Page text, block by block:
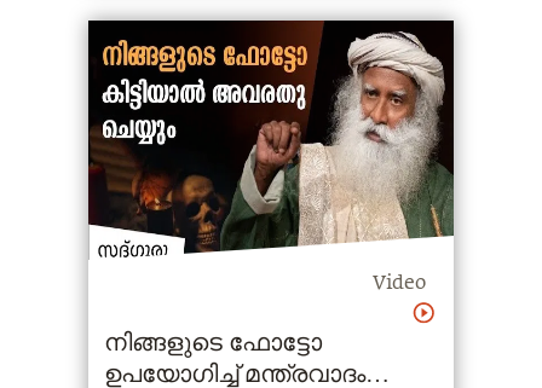
Video
നിങ്ങളുടെ ഫോട്ടോ
ഉപയോഗിച്ച് മന്ത്രവാദം